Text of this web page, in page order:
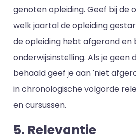
genoten opleiding. Geef bij de
welk jaartal de opleiding
de opleiding hebt afgerond en
onderwijsinstelling. Als je geen
behaald geef je aan 'niet
in chronologische volgorde
en cursussen.
5. Relevantie